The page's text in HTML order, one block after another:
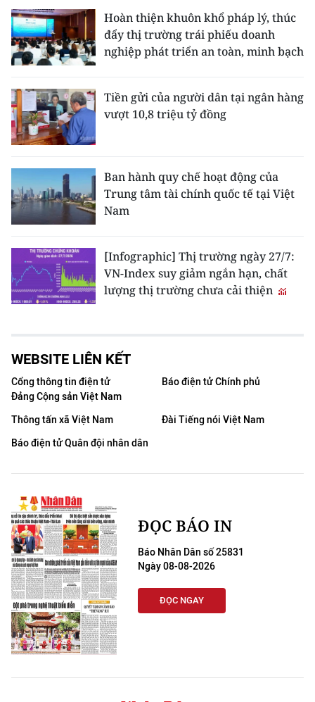
Hoàn thiện khuôn khổ pháp lý, thúc
đẩy thị trường trái phiếu doanh
nghiệp phát triển an toàn, minh bạch
Tiền gửi của người dân tại ngân hàng
vượt 10,8 triệu tỷ đồng
Ban hành quy chế hoạt động của
Trung tâm tài chính quốc tế tại Việt
Nam
[Infographic] Thị trường ngày 27/7:
VN-Index suy giảm ngắn hạn, chất
lượng thị trường chưa cải thiện
WEBSITE LIÊN KẾT
Cổng thông tin điện tử
Đảng Cộng sản Việt Nam
Báo điện tử Chính phủ
Thông tấn xã Việt Nam
Đài Tiếng nói Việt Nam
Báo điện tử Quân đội nhân dân
ĐỌC BÁO IN
Báo Nhân Dân số 25831
Ngày 08-08-2026
ĐỌC NGAY